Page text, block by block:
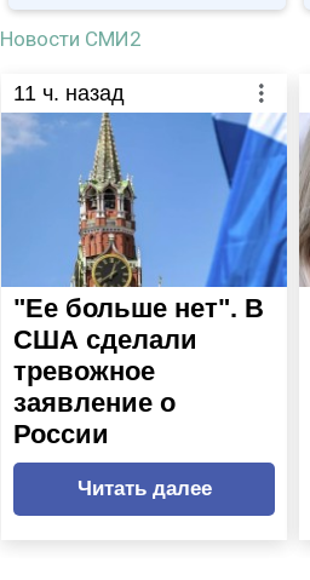
Новости СМИ2
11 ч. назад
"Ее больше нет". В
США сделали
тревожное
заявление о
России
Читать далее